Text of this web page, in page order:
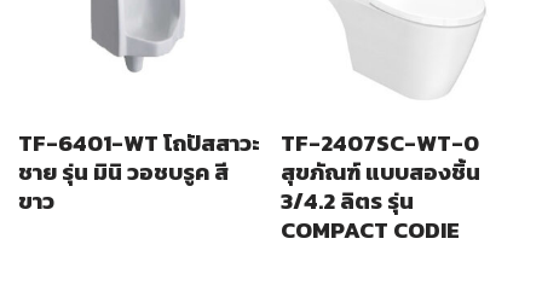
TF-6401-WT โถปัสสาวะ
ชาย รุ่น มินิ วอชบรูค สี
ขาว
TF-2407SC-WT-0
สุขภัณฑ์ แบบสองชิ้น
3/4.2 ลิตร รุ่น
COMPACT CODIE